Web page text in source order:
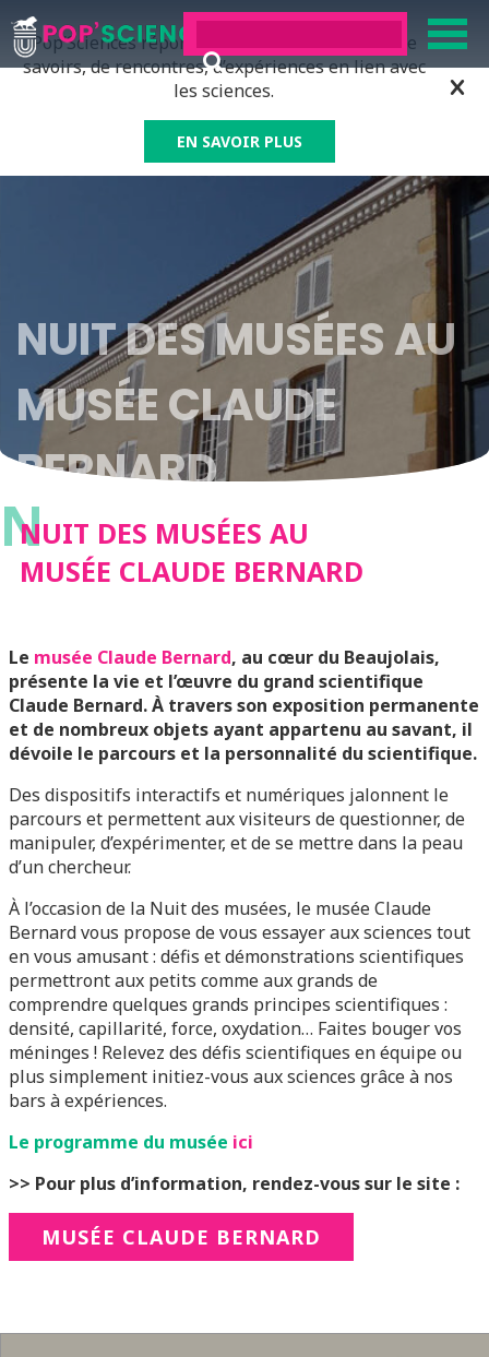
Pop’Sciences répond à tous ceux qui ont soif de
savoirs, de rencontres, d’expériences en lien avec
les sciences.
EN SAVOIR PLUS
NUIT DES MUSÉES AU
MUSÉE CLAUDE
BERNARD
N
NUIT DES MUSÉES AU
MUSÉE CLAUDE BERNARD
Le musée Claude Bernard, au cœur du Beaujolais,
présente la vie et l’œuvre du grand scientifique
Claude Bernard.À travers son exposition permanente
et de nombreux objets ayant appartenu au savant, il
dévoile le parcours et la personnalité du scientifique.
Des dispositifs interactifs et numériques jalonnent le
parcours et permettent aux visiteurs de questionner, de
manipuler, d’expérimenter, et de se mettre dans la peau
d’un chercheur.
À l’occasion de la Nuit des musées, le musée Claude
Bernard vous propose de vous essayer aux sciences tout
en vous amusant : défis et démonstrations scientifiques
permettront aux petits comme aux grands de
comprendre quelques grands principes scientifiques :
densité, capillarité, force, oxydation… Faites bouger vos
méninges ! Relevez des défis scientifiques en équipe ou
plus simplement initiez-vous aux sciences grâce à nos
bars à expériences.
Le programme du musée ici
>> Pour plus d’information, rendez-vous sur le site :
MUSÉE CLAUDE BERNARD